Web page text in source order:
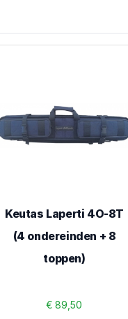
Keutas Laperti 4O-8T
(4 ondereinden + 8
toppen)
€ 89,50